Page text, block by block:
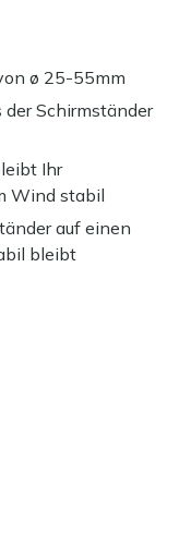
ø 25-55mm
Schirmständer
Ihr
Wind stabil
auf einen
bleibt